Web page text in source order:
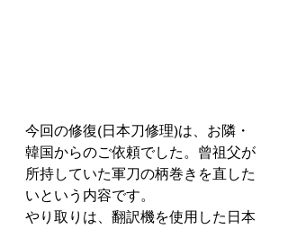
今回の修復(日本刀修理)は、お隣・
韓国からのご依頼でした。曾祖父が
所持していた軍刀の柄巻きを直した
いという内容です。
やり取りは、翻訳機を使用した日本